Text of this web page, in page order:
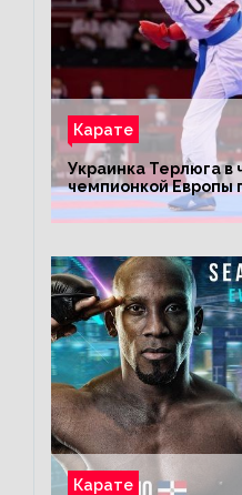
Карате
Украинка Терлюга в
чемпионкой Европы
Карате